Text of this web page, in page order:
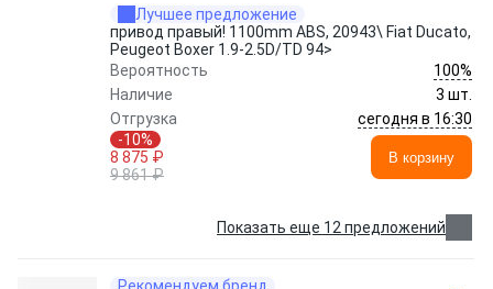
Лучшее предложение
привод правый! 1100mm ABS, 20943\ Fiat Ducato,
Peugeot Boxer 1.9-2.5D/TD 94>
Вероятность
100%
Наличие
3 шт.
Отгрузка
сегодня в 16:30
-10%
8 875 ₽
9 861 ₽
В корзину
Показать еще 12 предложений